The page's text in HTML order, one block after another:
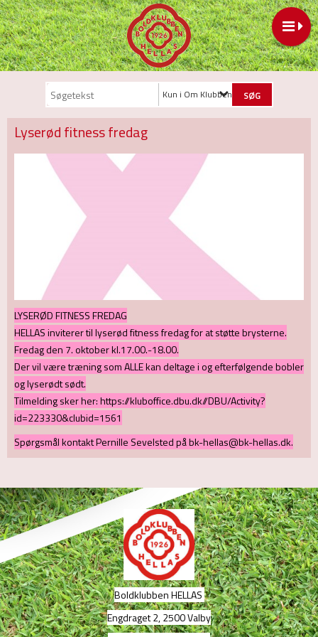
Kun i Om Klubben
Lyserød fitness fredag
LYSERØD FITNESS FREDAG
HELLAS inviterer til lyserød fitness fredag for at støtte brysterne.
Fredag den 7. oktober kl.17.00.-18.00.
Der vil være træning som ALLE kan deltage i og efterfølgende bobler
og lyserødt sødt.
Tilmelding sker her: https://kluboffice.dbu.dk//DBU/Activity?
id=223330&clubid=1561
Spørgsmål kontakt Pernille Sevelsted på bk-hellas@bk-hellas.dk.
Boldklubben HELLAS
Engdraget 2, 2500 Valby